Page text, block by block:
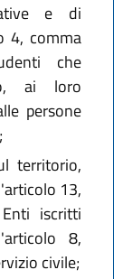
e di
4, comma
che
ai loro
persone
territorio,
13,
iscritti
8,
civile;